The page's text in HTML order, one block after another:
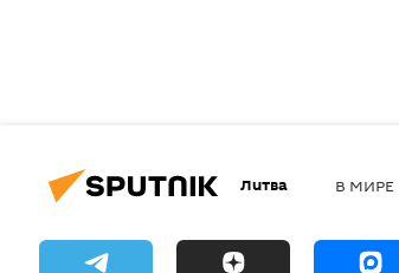
Литва В МИРЕ